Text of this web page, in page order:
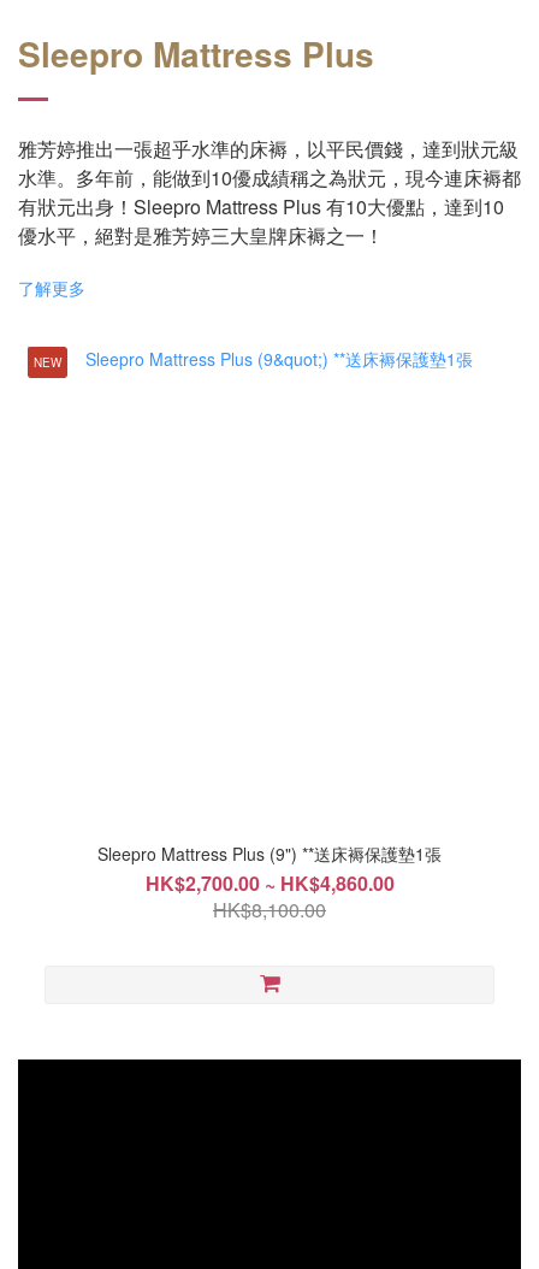
Sleepro Mattress Plus
雅芳婷推出一張超乎水準的床褥，以平民價錢，達到狀元級
水準。多年前，能做到10優成績稱之為狀元，現今連床褥都
有狀元出身！Sleepro Mattress Plus 有10大優點，達到10
優水平，絕對是雅芳婷三大皇牌床褥之一！
了解更多
NEW
Sleepro Mattress Plus (9") **送床褥保護墊1張
HK$2,700.00 ~ HK$4,860.00
HK$8,100.00